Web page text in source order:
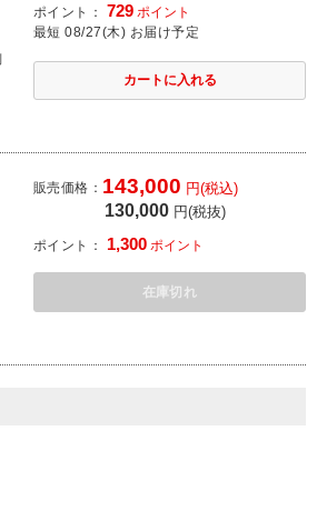
ポイント： 729 ポイント
最短 08/27(木) お届け予定
販売価格： 143,000 円(税込)
130,000 円(税抜)
ポイント： 1,300 ポイント
在庫切れ